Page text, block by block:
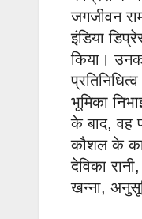
जगजीवन
इंडिया
किया।
भूमिका
के बाद, वह
कौशल के
देविका
खन्ना,